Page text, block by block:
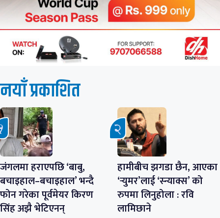
नयाँ प्रकाशित
जंगलमा हराएपछि ‘बाबु,
बचाइहाल–बचाइहाल’ भन्दै
फोन गरेका पूर्वमेयर किरण
सिंह अझै भेटिएनन्
हामीबीच झगडा छैन, आएका
‘र्‍युमर’लाई ‘स्न्याक्स’ को
रुपमा लिनुहोला : रवि
लामिछाने